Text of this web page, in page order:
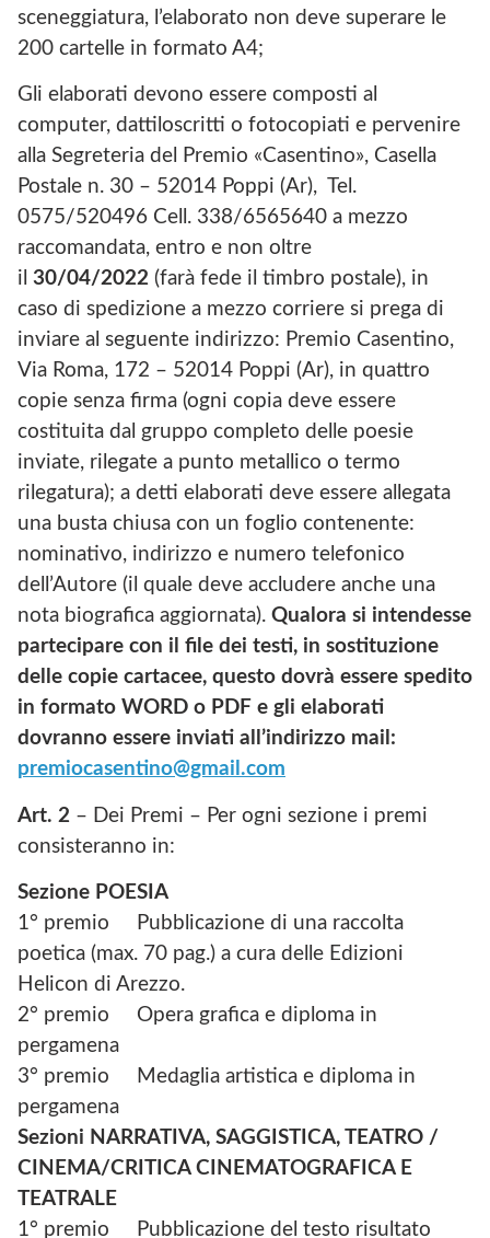
sceneggiatura, l’elaborato non deve superare le
200 cartelle in formato A4;
Gli elaborati devono essere composti al
computer, dattiloscritti o fotocopiati e pervenire
alla Segreteria del Premio «Casentino», Casella
Postale n. 30 – 52014 Poppi (Ar), Tel.
0575/520496 Cell. 338/6565640 a mezzo
raccomandata, entro e non oltre
il 30/04/2022 (farà fede il timbro postale), in
caso di spedizione a mezzo corriere si prega di
inviare al seguente indirizzo: Premio Casentino,
Via Roma, 172 – 52014 Poppi (Ar), in quattro
copie senza firma (ogni copia deve essere
costituita dal gruppo completo delle poesie
inviate, rilegate a punto metallico o termo
rilegatura); a detti elaborati deve essere allegata
una busta chiusa con un foglio contenente:
nominativo, indirizzo e numero telefonico
dell’Autore (il quale deve accludere anche una
nota biografica aggiornata). Qualora si intendesse
partecipare con il file dei testi, in sostituzione
delle copie cartacee, questo dovrà essere spedito
in formato WORD o PDF e gli elaborati
dovranno essere inviati all’indirizzo mail:
premiocasentino@gmail.com
Art. 2 – Dei Premi – Per ogni sezione i premi
consisteranno in:
Sezione POESIA
1° premio Pubblicazione di una raccolta
poetica (max. 70 pag.) a cura delle Edizioni
Helicon di Arezzo.
2° premio Opera grafica e diploma in
pergamena
3° premio Medaglia artistica e diploma in
pergamena
Sezioni NARRATIVA, SAGGISTICA, TEATRO /
CINEMA/CRITICA CINEMATOGRAFICA E
TEATRALE
1° premio Pubblicazione del testo risultato